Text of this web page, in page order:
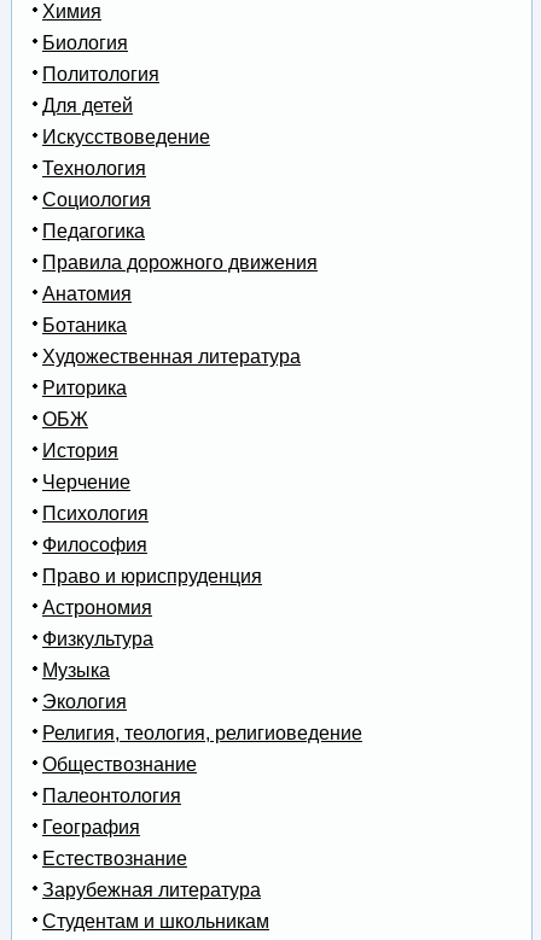
Химия
Биология
Политология
Для детей
Искусствоведение
Технология
Социология
Педагогика
Правила дорожного движения
Анатомия
Ботаника
Художественная литература
Риторика
ОБЖ
История
Черчение
Психология
Философия
Право и юриспруденция
Астрономия
Физкультура
Музыка
Экология
Религия, теология, религиоведение
Обществознание
Палеонтология
География
Естествознание
Зарубежная литература
Студентам и школьникам